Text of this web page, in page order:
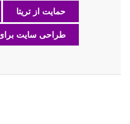
حمایت از تریتا
طراحی سایت